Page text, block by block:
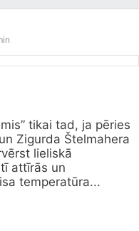
tikai tad, ja pēries
Zigurda Štelmahera
lieliskā
attīrās un
temperatūra...